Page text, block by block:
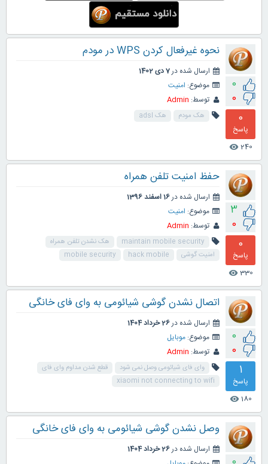
0
0
0
پاسخ
240
visibility
نحوه غیرفعال کردن WPS در مودم
ارسال شده در7 دی 1402
موضوع: امنیت
توسط: Admin
هک مودم هک adsl
3
0
0
پاسخ
330
visibility
حفظ امنیت تلفن همراه
ارسال شده در16 اسفند 1396
موضوع: امنیت
توسط: Admin
maintain mobile security
هک نشدن تلفن همراه
امنیت گوشی
hack mobile
mobile security
0
0
1
پاسخ
180
visibility
اتصال نشدن گوشی شیائومی به وای فای خانگی
ارسال شده در26 خرداد 1404
موضوع: موبایل
توسط: Admin
وای فای شیائومی وصل نمی شود
قطع شدن مداوم وای فای
xiaomi not connecting to wifi
وصل نشدن گوشی شیائومی به وای فای خانگی
ارسال شده در26 خرداد 1404